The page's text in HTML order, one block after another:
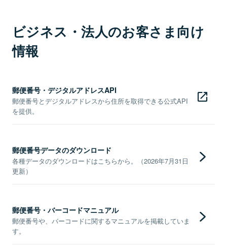
ビジネス・法人のお客さま向け
情報
郵便番号・デジタルアドレスAPI
郵便番号とデジタルアドレスから住所を取得できる公式API
を提供。
郵便番号データのダウンロード
各種データのダウンロードはこちらから。（2026年7月31日
更新）
郵便番号・バーコードマニュアル
郵便番号や、バーコードに関するマニュアルを掲載していま
す。